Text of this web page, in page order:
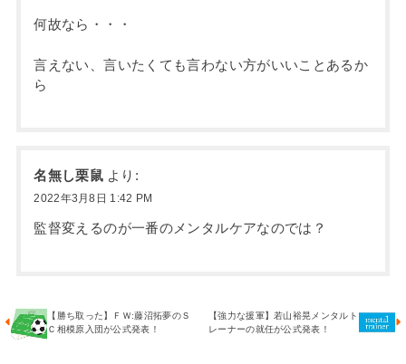
何故なら・・・
言えない、言いたくても言わない方がいいことあるか
ら
名無し栗鼠 より:
2022年3月8日 1:42 PM
監督変えるのが一番のメンタルケアなのでは？
【勝ち取った】ＦＷ:藤沼拓夢のＳ
Ｃ相模原入団が公式発表！
【強力な援軍】若山裕晃メンタルト
レーナーの就任が公式発表！